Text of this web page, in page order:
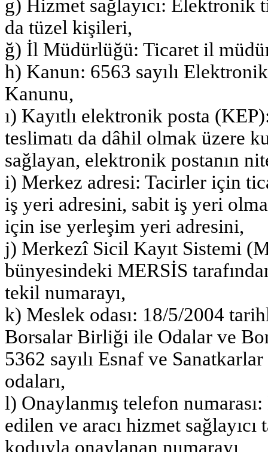
g) Hizmet sağlayıcı:
da tüzel kişileri,
ğ) İl Müdürlüğü: Ticaret il
h) Kanun: 6563 sayılı
Kanunu,
ı) Kayıtlı elektronik posta
teslimatı da dâhil olmak üzere
sağlayan, elektronik postanın
i) Merkez adresi: Tacirler için
iş yeri adresini, sabit iş yeri
için ise yerleşim yeri adresini,
j) Merkezî Sicil Kayıt Sistemi
bünyesindeki MERSİS
tekil numarayı,
k) Meslek odası: 18/5/2004
Borsalar Birliği ile Odalar ve
5362 sayılı Esnaf ve
odaları,
l) Onaylanmış telefon
edilen ve aracı hizmet
koduyla onaylanan numarayı,